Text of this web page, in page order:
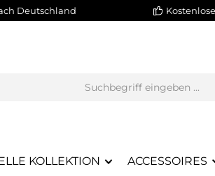
Deutschland
KOLLEKTION ACCESSOIRES